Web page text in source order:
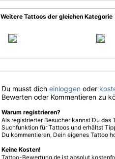
Weitere Tattoos der gleichen Kategorie
Du musst dich einloggen oder
Bewerten oder Kommentieren zu
Warum registrieren?
Als registrierter Besucher kannst Du
Suchfunktion für Tattoos und erhältst
Du kommentieren, Dein eigenes Tattoo
Keine Kosten!
Tattoo-Bewertung.de ist absolut